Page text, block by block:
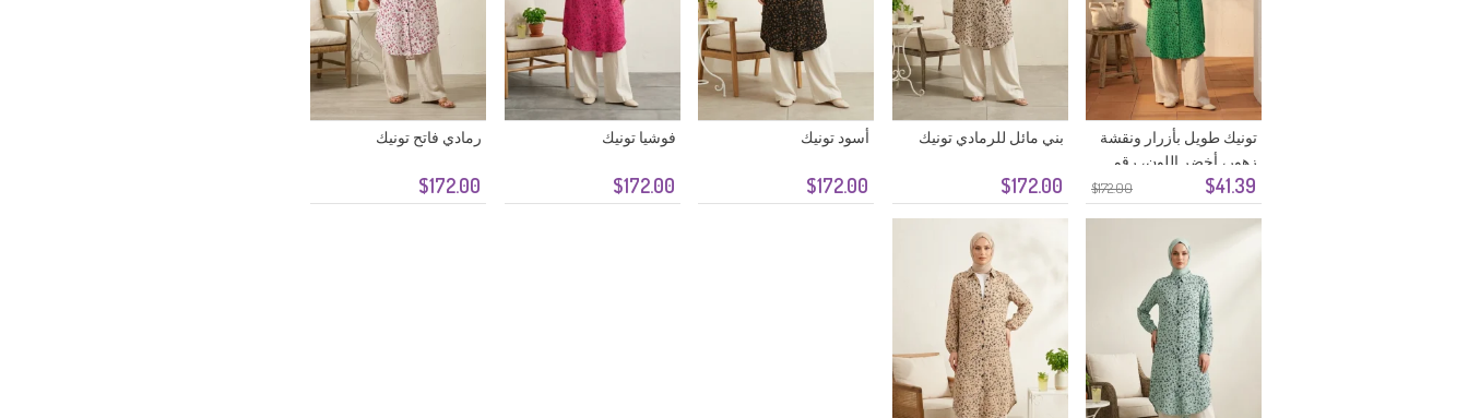
$172.00 $41.39
تونيك طويل بأزرار ونقشة
زهور، أخضر اللون، رقم
الموديل 0356-01
$172.00
بني مائل للرمادي تونيك
$172.00
أسود تونيك
$172.00
فوشيا تونيك
$172.00
رمادي فاتح تونيك